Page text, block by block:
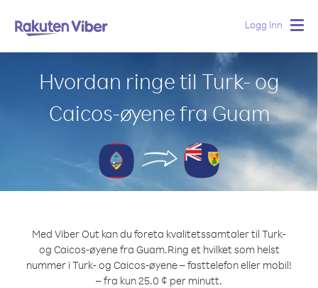
Logg Inn
Hvordan ringe til Turk- og
Caicos-øyene fra Guam
Med Viber Out kan du foreta kvalitetssamtaler til Turk-
og Caicos-øyene fra Guam.Ring et hvilket som helst
nummer i Turk- og Caicos-øyene – fasttelefon eller mobil!
– fra kun 25.0 ¢ per minutt.